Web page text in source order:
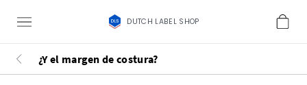
DUTCH LABEL SHOP
¿Y el margen de costura?